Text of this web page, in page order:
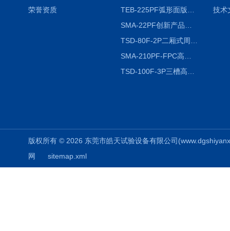
荣誉资质
技术
版权所有 © 2026 东莞市皓天试验设备有限公司
网
sitemap.xml